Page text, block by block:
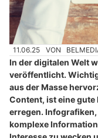
11.06.25 VON
In der digitalen Welt
veröffentlicht.
aus der Masse
Content, ist eine
erregen.
komplexe